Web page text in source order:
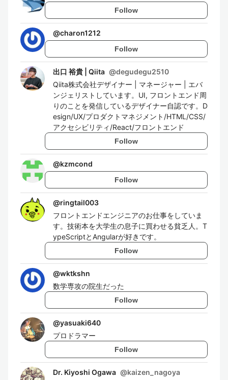
Follow
@charon1212
Follow
出口 裕貴 | Qiita @degudegu2510
Qiita株式会社デザイナー | マネージャー | エバ
ンジェリストしています。UI, フロントエンド周
りのことを発信しているデザイナー自認です。D
esign/UX/プロダクトマネジメント/HTML/CSS/
アクセシビリティ/React/フロントエンド
Follow
@kzmcond
Follow
@ringtail003
フロントエンドエンジニアのお仕事をしていま
す。技術本を大学生の息子に買わせる貧乏人。T
ypeScriptとAngularが好きです。
Follow
@wktkshn
数学専攻の院生だった
Follow
@yasuaki640
プロドラマー
Follow
Dr. Kiyoshi Ogawa @kaizen_nagoya